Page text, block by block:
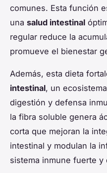
comunes. Esta función
una salud intestinal
regular reduce la
promueve el bienestar
Además, esta dieta
intestinal, un
digestión y defensa
la fibra soluble genera
corta que mejoran la
intestinal y modulan la
sistema inmune fuerte y